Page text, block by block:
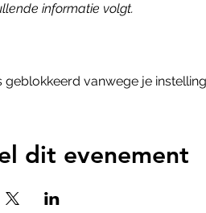
informatie volgt.
geblokkeerd vanwege je
dit evenement